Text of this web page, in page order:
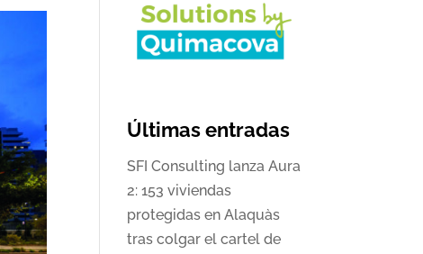
Últimas entradas
SFI Consulting lanza Aura
2: 153 viviendas
protegidas en Alaquàs
tras colgar el cartel de